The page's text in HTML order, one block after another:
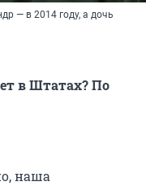
— в 2014 году, а дочь
в Штатах? По
наша